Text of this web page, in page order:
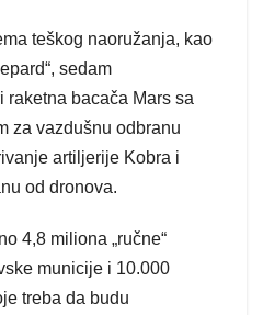
teškog naoružanja, kao
sedam
raketna bacača Mars sa
za vazdušnu odbranu
artiljerije Kobra i
od dronova.
4,8 miliona „ručne“
municije i 10.000
treba da budu